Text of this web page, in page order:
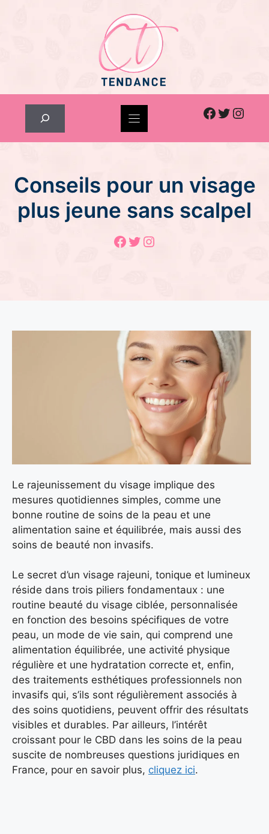
Facebook
Twitter
Conseils pour un visage
plus jeune sans scalpel
Facebook
Twitter
Instagram
Le rajeunissement du visage implique des
mesures quotidiennes simples, comme une
bonne routine de soins de la peau et une
alimentation saine et équilibrée, mais aussi des
soins de beauté non invasifs.
Le secret d’un visage rajeuni, tonique et lumineux
réside dans trois piliers fondamentaux : une
routine beauté du visage ciblée, personnalisée
en fonction des besoins spécifiques de votre
peau, un mode de vie sain, qui comprend une
alimentation équilibrée, une activité physique
régulière et une hydratation correcte et, enfin,
des traitements esthétiques professionnels non
invasifs qui, s’ils sont régulièrement associés à
des soins quotidiens, peuvent offrir des résultats
visibles et durables. Par ailleurs, l’intérêt
croissant pour le CBD dans les soins de la peau
suscite de nombreuses questions juridiques en
France, pour en savoir plus, cliquez ici.